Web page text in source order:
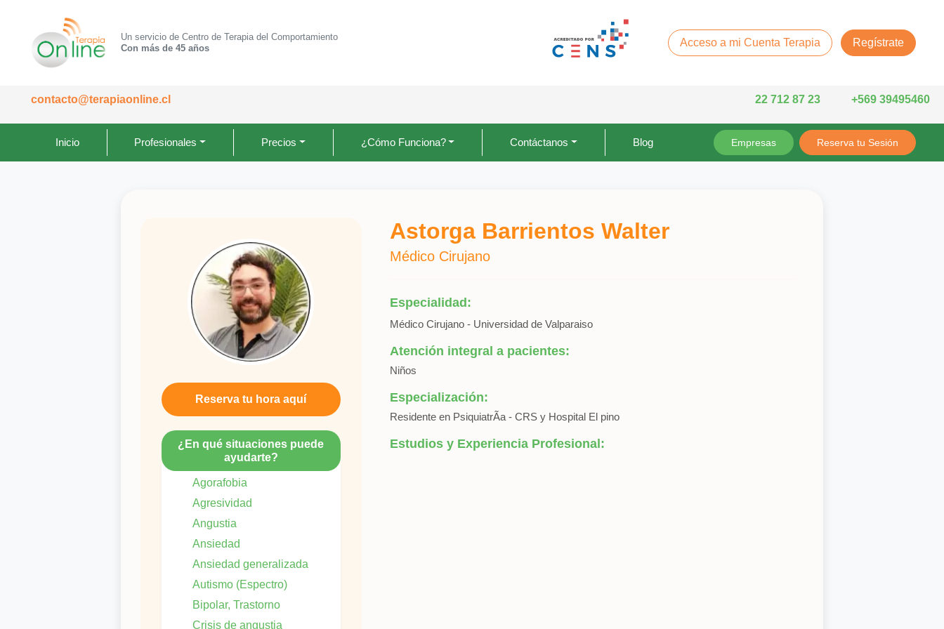
Un servicio de Centro de Terapia del Comportamiento
Con más de 45 años
Acceso a mi Cuenta Terapia Regístrate
contacto@terapiaonline.cl 22 712 87 23 +569 39495460
Inicio Profesionales Precios ¿Cómo Funciona? Contáctanos Blog Empresas Reserva tu Sesión
Astorga Barrientos Walter
Médico Cirujano
Especialidad:
Médico Cirujano - Universidad de Valparaiso
Atención integral a pacientes:
Niños
Especialización:
Residente en PsiquiatrÃ­a - CRS y Hospital El pino
Estudios y Experiencia Profesional:
Reserva tu hora aquí
¿En qué situaciones puede
ayudarte?
Agorafobia
Agresividad
Angustia
Ansiedad
Ansiedad generalizada
Autismo (Espectro)
Bipolar, Trastorno
Crisis de angustia